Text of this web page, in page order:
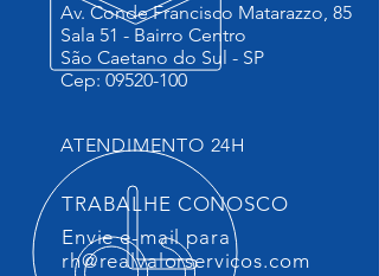
Av. Conde Francisco Matarazzo, 85
Sala 51 - Bairro Centro
São Caetano do Sul - SP
Cep: 09520-100
ATENDIMENTO 24H
TRABALHE CONOSCO
Envie e-mail para
rh@realvalorservicos.com